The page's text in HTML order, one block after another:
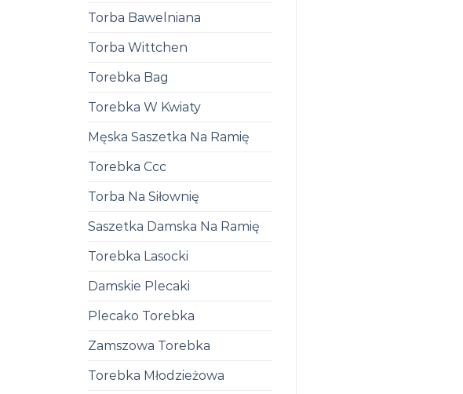
Torba Bawelniana
Torba Wittchen
Torebka Bag
Torebka W Kwiaty
Męska Saszetka Na Ramię
Torebka Ccc
Torba Na Siłownię
Saszetka Damska Na Ramię
Torebka Lasocki
Damskie Plecaki
Plecako Torebka
Zamszowa Torebka
Torebka Młodzieżowa